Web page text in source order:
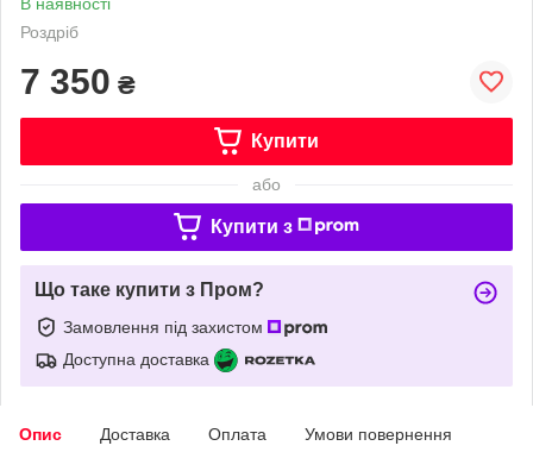
Роздріб
7 350 ₴
Купити
або
Купити з
Що таке купити з Пром?
Замовлення під захистом
Доступна доставка
Опис Доставка Оплата Умови повернення